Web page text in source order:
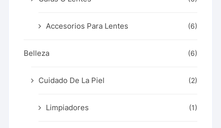
Accesorios Para Lentes (6)
Belleza (6)
Cuidado De La Piel (2)
Limpiadores (1)